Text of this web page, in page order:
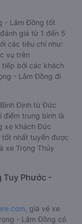
- Lâm Đồng tốt
giá từ 1 đến 5
các tiêu chí như:
vụ trên
bởi các khách
- Lâm Đồng đi
Định từ Đức
điểm trung bình là
xe khách Đức
tốt nhất tuyến được
xe Trọng Thủy
Tuy Phước -
, giá vé xe
- Lâm Đồng có